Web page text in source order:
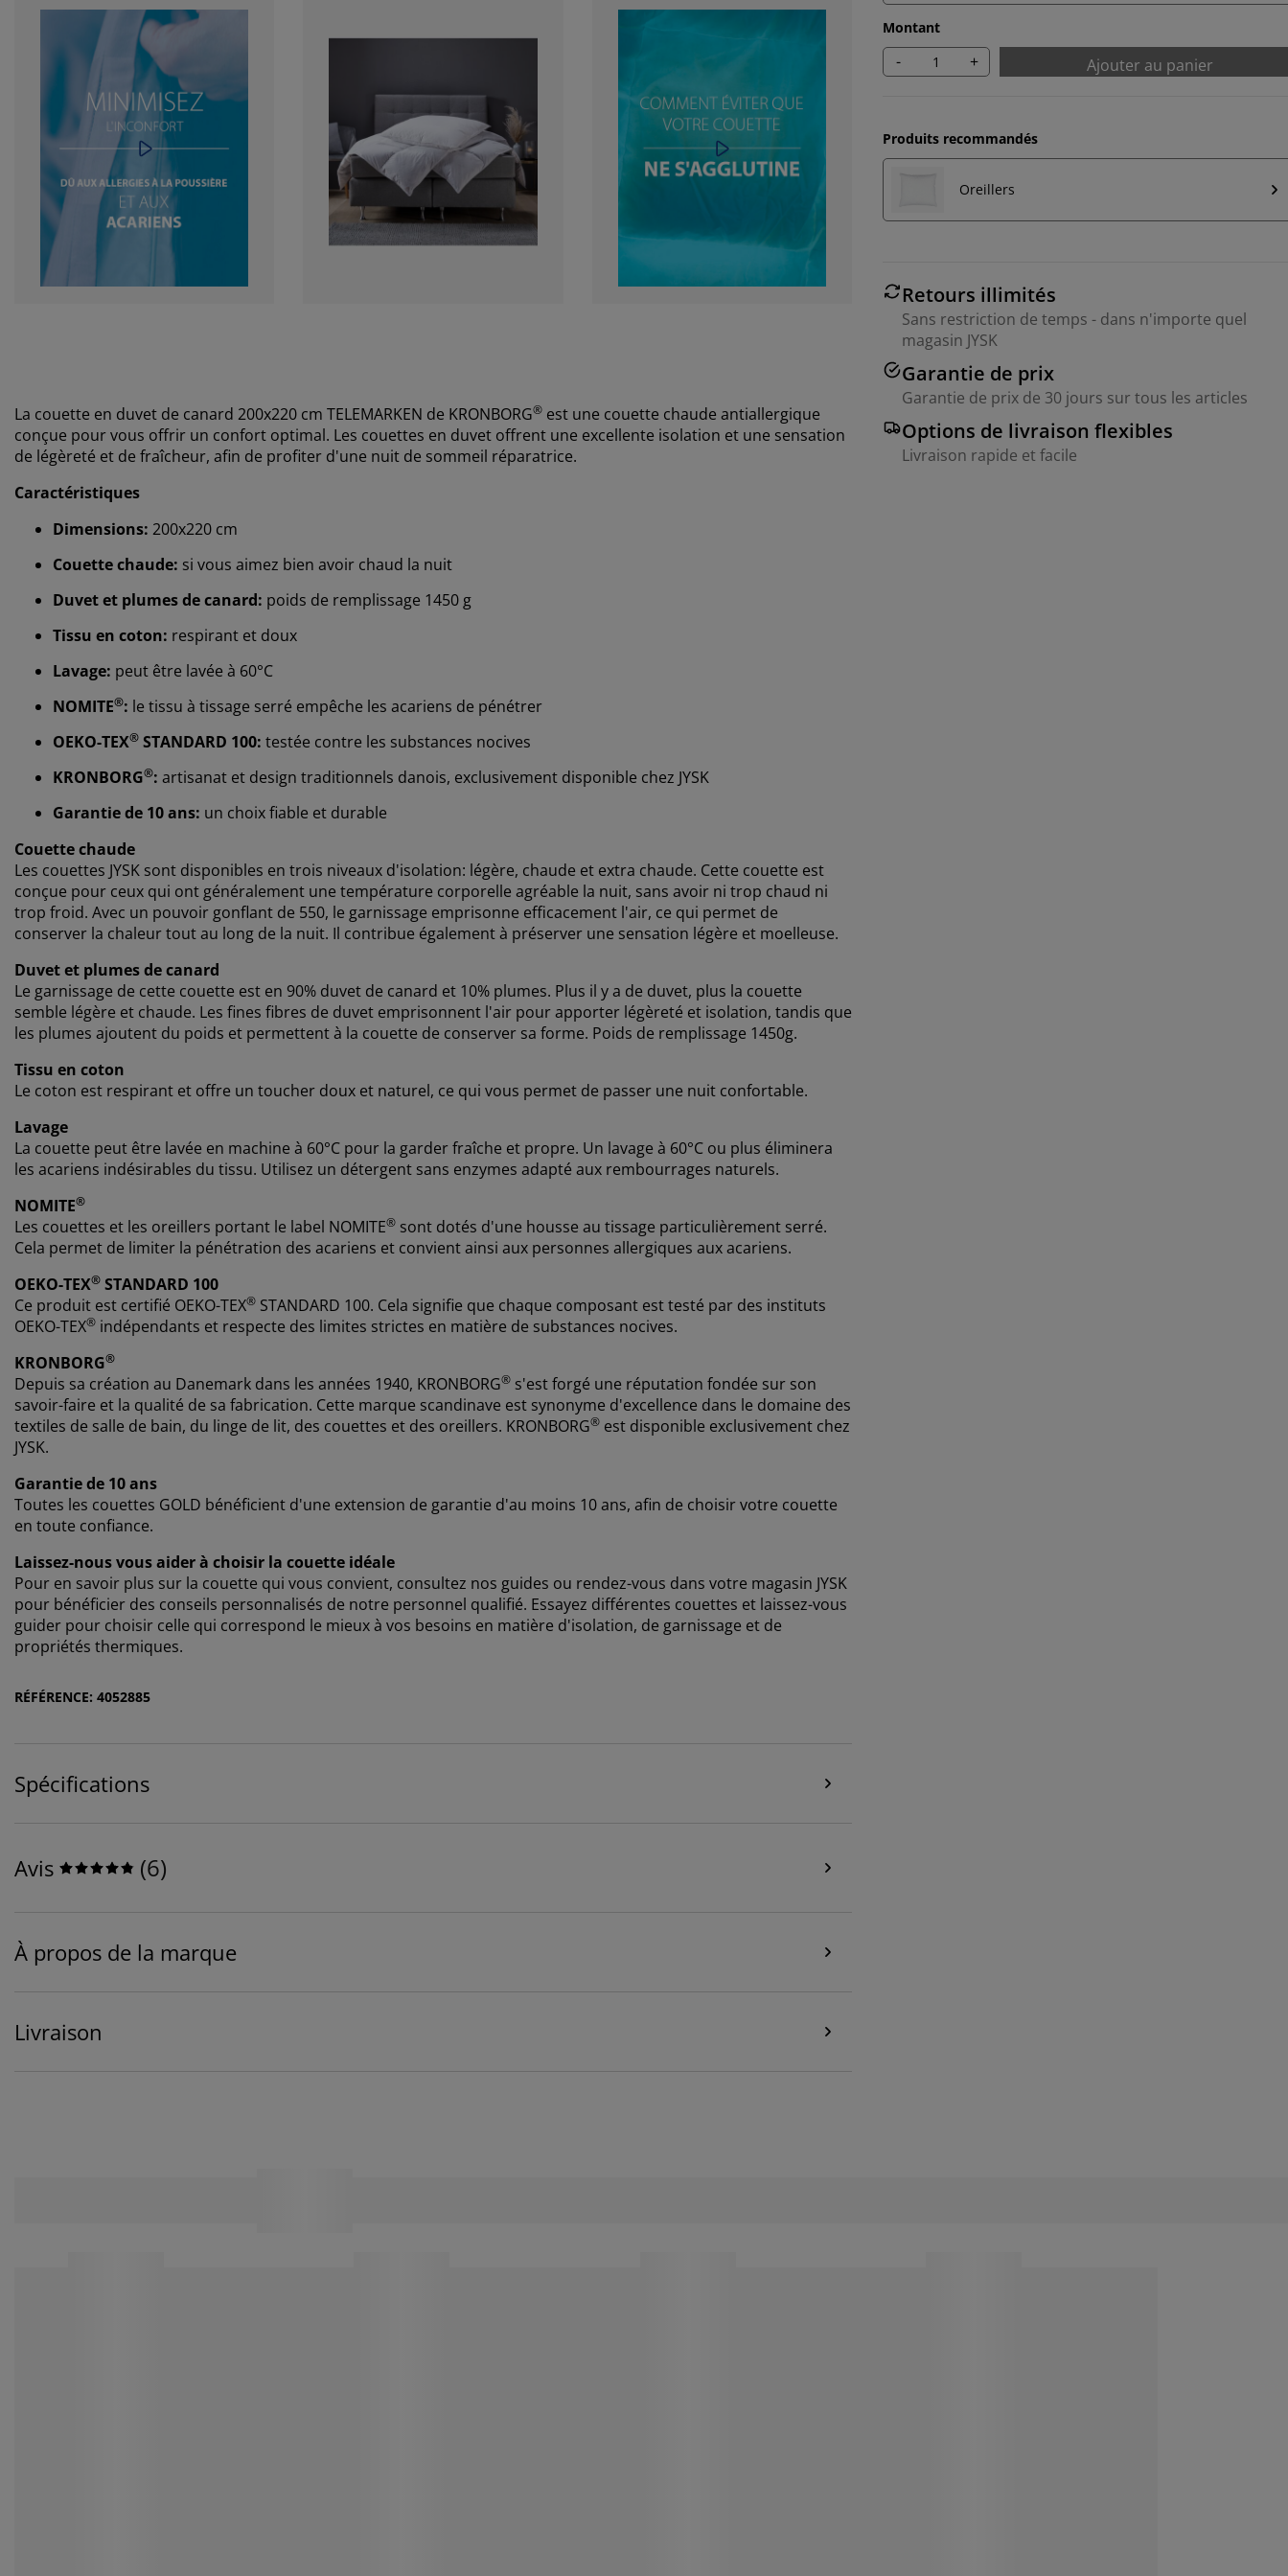
Montant
- + Ajouter au panier
Produits recommandés
Oreillers
Retours illimités
Sans restriction de temps - dans n'importe quel
magasin JYSK
Garantie de prix
Garantie de prix de 30 jours sur tous les articles
Options de livraison flexibles
Livraison rapide et facile
La couette en duvet de canard 200x220 cm TELEMARKEN de KRONBORG® est une couette chaude antiallergique
conçue pour vous offrir un confort optimal. Les couettes en duvet offrent une excellente isolation et une sensation
de légèreté et de fraîcheur, afin de profiter d'une nuit de sommeil réparatrice.
Caractéristiques
Dimensions: 200x220 cm
Couette chaude: si vous aimez bien avoir chaud la nuit
Duvet et plumes de canard: poids de remplissage 1450 g
Tissu en coton: respirant et doux
Lavage: peut être lavée à 60°C
NOMITE®: le tissu à tissage serré empêche les acariens de pénétrer
OEKO-TEX® STANDARD 100: testée contre les substances nocives
KRONBORG®: artisanat et design traditionnels danois, exclusivement disponible chez JYSK
Garantie de 10 ans: un choix fiable et durable
Couette chaude
Les couettes JYSK sont disponibles en trois niveaux d'isolation: légère, chaude et extra chaude. Cette couette est
conçue pour ceux qui ont généralement une température corporelle agréable la nuit, sans avoir ni trop chaud ni
trop froid. Avec un pouvoir gonflant de 550, le garnissage emprisonne efficacement l'air, ce qui permet de
conserver la chaleur tout au long de la nuit. Il contribue également à préserver une sensation légère et moelleuse.
Duvet et plumes de canard
Le garnissage de cette couette est en 90% duvet de canard et 10% plumes. Plus il y a de duvet, plus la couette
semble légère et chaude. Les fines fibres de duvet emprisonnent l'air pour apporter légèreté et isolation, tandis que
les plumes ajoutent du poids et permettent à la couette de conserver sa forme. Poids de remplissage 1450g.
Tissu en coton
Le coton est respirant et offre un toucher doux et naturel, ce qui vous permet de passer une nuit confortable.
Lavage
La couette peut être lavée en machine à 60°C pour la garder fraîche et propre. Un lavage à 60°C ou plus éliminera
les acariens indésirables du tissu. Utilisez un détergent sans enzymes adapté aux rembourrages naturels.
NOMITE®
Les couettes et les oreillers portant le label NOMITE® sont dotés d'une housse au tissage particulièrement serré.
Cela permet de limiter la pénétration des acariens et convient ainsi aux personnes allergiques aux acariens.
OEKO-TEX® STANDARD 100
Ce produit est certifié OEKO-TEX® STANDARD 100. Cela signifie que chaque composant est testé par des instituts
OEKO-TEX® indépendants et respecte des limites strictes en matière de substances nocives.
KRONBORG®
Depuis sa création au Danemark dans les années 1940, KRONBORG® s'est forgé une réputation fondée sur son
savoir-faire et la qualité de sa fabrication. Cette marque scandinave est synonyme d'excellence dans le domaine des
textiles de salle de bain, du linge de lit, des couettes et des oreillers. KRONBORG® est disponible exclusivement chez
JYSK.
Garantie de 10 ans
Toutes les couettes GOLD bénéficient d'une extension de garantie d'au moins 10 ans, afin de choisir votre couette
en toute confiance.
Laissez-nous vous aider à choisir la couette idéale
Pour en savoir plus sur la couette qui vous convient, consultez nos guides ou rendez-vous dans votre magasin JYSK
pour bénéficier des conseils personnalisés de notre personnel qualifié. Essayez différentes couettes et laissez-vous
guider pour choisir celle qui correspond le mieux à vos besoins en matière d'isolation, de garnissage et de
propriétés thermiques.
RÉFÉRENCE: 4052885
Spécifications
Avis (6)
À propos de la marque
Livraison